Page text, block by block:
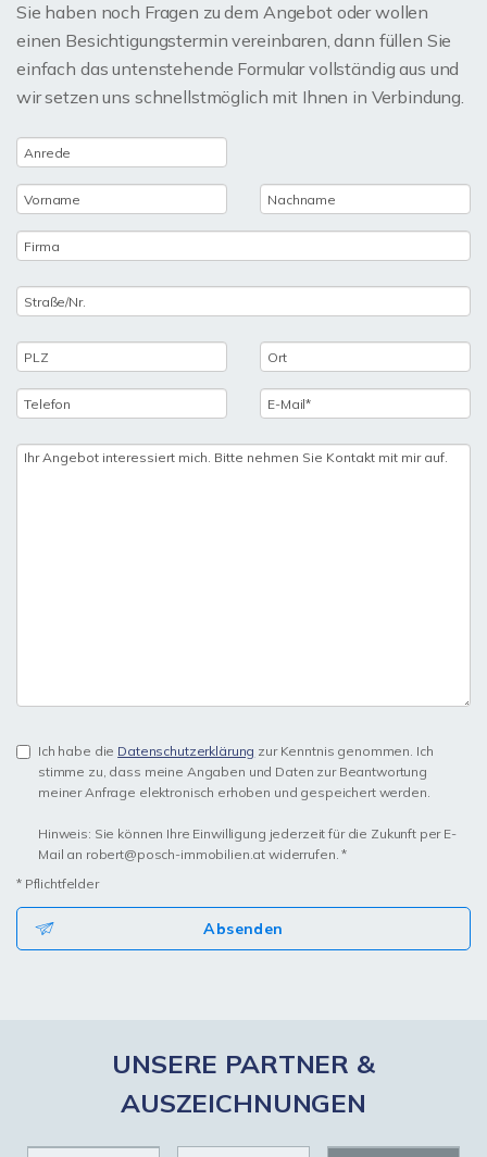
Sie haben noch Fragen zu dem Angebot oder wollen
einen Besichtigungstermin vereinbaren, dann füllen Sie
einfach das untenstehende Formular vollständig aus und
wir setzen uns schnellstmöglich mit Ihnen in Verbindung.
Ich habe die Datenschutzerklärung zur Kenntnis genommen. Ich
stimme zu, dass meine Angaben und Daten zur Beantwortung
meiner Anfrage elektronisch erhoben und gespeichert werden.
Hinweis: Sie können Ihre Einwilligung jederzeit für die Zukunft per E-
Mail an robert@posch-immobilien.at widerrufen. *
* Pflichtfelder
Absenden
UNSERE PARTNER &
AUSZEICHNUNGEN